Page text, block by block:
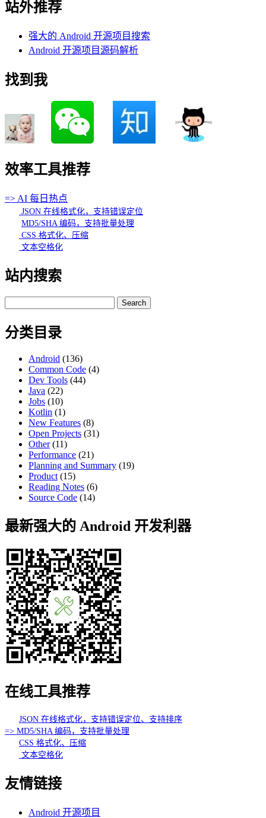
站外推荐
强大的 Android 开源项目搜索
Android 开源项目源码解析
找到我
效率工具推荐
=> AI 每日热点
JSON 在线格式化，支持错误定位
MD5/SHA 编码，支持批量处理
CSS 格式化、压缩
文本空格化
站内搜索
for:
分类目录
Android (136)
Common Code (4)
Dev Tools (44)
Java (22)
Jobs (10)
Kotlin (1)
New Features (8)
Open Projects (31)
Other(11)
Performance (21)
Planning and Summary (19)
Product (15)
Reading Notes (6)
Source Code (14)
最新强大的 Android 开发利器
在线工具推荐
JSON 在线格式化，支持错误定位、支持排序
=> MD5/SHA 编码，支持批量处理
CSS 格式化、压缩
文本空格化
友情链接
Android 开源项目